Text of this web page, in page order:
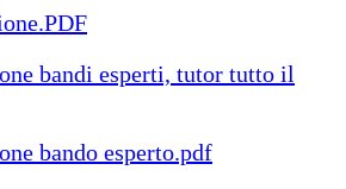
bandi esperti, tutor tutto il
bando esperto.pdf